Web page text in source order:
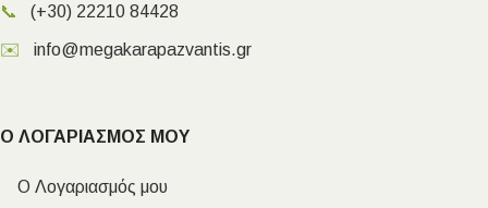
📞 (+30) 22210 84428
✉️ info@megakarapazvantis.gr
Ο ΛΟΓΑΡΙΑΣΜΟΣ ΜΟΥ
Ο Λογαριασμός μου